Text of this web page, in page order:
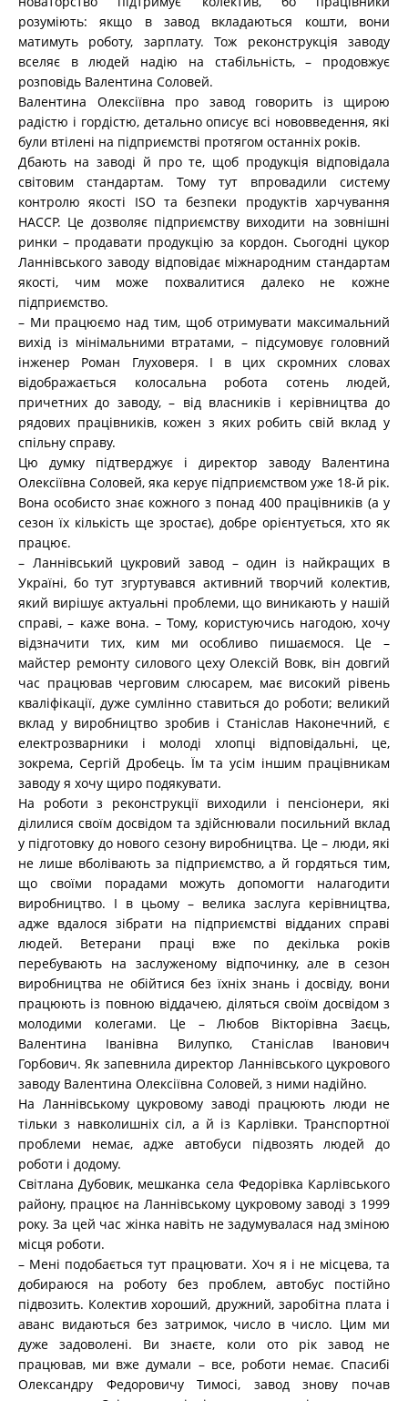
розуміють: якщо в завод вкладаються кошти, вони
матимуть роботу, зарплату. Тож реконструкція заводу
вселяє в людей надію на стабільність, – продовжує
розповідь Валентина Соловей.
Валентина Олексіївна про завод говорить із щирою
радістю і гордістю, детально описує всі нововведення, які
були втілені на підприємстві протягом останніх років.
Дбають на заводі й про те, щоб продукція відповідала
світовим стандартам. Тому тут впровадили систему
контролю якості ISO та безпеки продуктів харчування
НАССР. Це дозволяє підприємству виходити на зовнішні
ринки – продавати продукцію за кордон. Сьогодні цукор
Ланнівського заводу відповідає міжнародним стандартам
якості, чим може похвалитися далеко не кожне
підприємство.
– Ми працюємо над тим, щоб отримувати максимальний
вихід із мінімальними втратами, – підсумовує головний
інженер Роман Глуховеря. І в цих скромних словах
відображається колосальна робота сотень людей,
причетних до заводу, – від власників і керівництва до
рядових працівників, кожен з яких робить свій вклад у
спільну справу.
Цю думку підтверджує і директор заводу Валентина
Олексіївна Соловей, яка керує підприємством уже 18-й рік.
Вона особисто знає кожного з понад 400 працівників (а у
сезон їх кількість ще зростає), добре орієнтується, хто як
працює.
– Ланнівський цукровий завод – один із найкращих в
Україні, бо тут згуртувався активний творчий колектив,
який вирішує актуальні проблеми, що виникають у нашій
справі, – каже вона. – Тому, користуючись нагодою, хочу
відзначити тих, ким ми особливо пишаємося. Це –
майстер ремонту силового цеху Олексій Вовк, він довгий
час працював черговим слюсарем, має високий рівень
кваліфікації, дуже сумлінно ставиться до роботи; великий
вклад у виробництво зробив і Станіслав Наконечний, є
електрозварники і молоді хлопці відповідальні, це,
зокрема, Сергій Дробець. Їм та усім іншим працівникам
заводу я хочу щиро подякувати.
На роботи з реконструкції виходили і пенсіонери, які
ділилися своїм досвідом та здійснювали посильний вклад
у підготовку до нового сезону виробництва. Це – люди, які
не лише вболівають за підприємство, а й гордяться тим,
що своїми порадами можуть допомогти налагодити
виробництво. І в цьому – велика заслуга керівництва,
адже вдалося зібрати на підприємстві відданих справі
людей. Ветерани праці вже по декілька років
перебувають на заслуженому відпочинку, але в сезон
виробництва не обійтися без їхніх знань і досвіду, вони
працюють із повною віддачею, діляться своїм досвідом з
молодими колегами. Це – Любов Вікторівна Заєць,
Валентина Іванівна Вилупко, Станіслав Іванович
Горбович. Як запевнила директор Ланнівського цукрового
заводу Валентина Олексіївна Соловей, з ними надійно.
На Ланнівському цукровому заводі працюють люди не
тільки з навколишніх сіл, а й із Карлівки. Транспортної
проблеми немає, адже автобуси підвозять людей до
роботи і додому.
Світлана Дубовик, мешканка села Федорівка Карлівського
району, працює на Ланнівському цукровому заводі з 1999
року. За цей час жінка навіть не задумувалася над зміною
місця роботи.
– Мені подобається тут працювати. Хоч я і не місцева, та
добираюся на роботу без проблем, автобус постійно
підвозить. Колектив хороший, дружний, заробітна плата і
аванс видаються без затримок, число в число. Цим ми
дуже задоволені. Ви знаєте, коли ото рік завод не
працював, ми вже думали – все, роботи немає. Спасибі
Олександру Федоровичу Тимосі, завод знову почав